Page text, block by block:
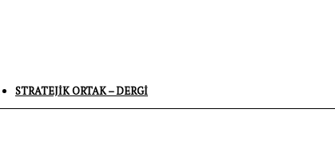
STRATEJIK ORTAK – DERGI